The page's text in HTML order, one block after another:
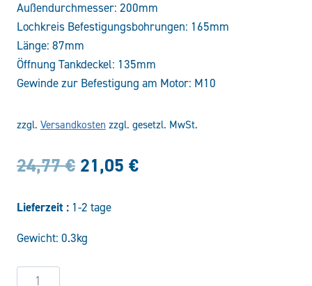
Außendurchmesser: 200mm
Lochkreis Befestigungsbohrungen: 165mm
Länge: 87mm
Öffnung Tankdeckel: 135mm
Gewinde zur Befestigung am Motor: M10
zzgl. Versandkosten zzgl. gesetzl. MwSt.
24,77€ Ursprünglicher
war:
24,77 €
21,05 €Aktueller
Lieferzeit : 1-2 tage
Gewicht: 0.3kg
Pumpentraeger